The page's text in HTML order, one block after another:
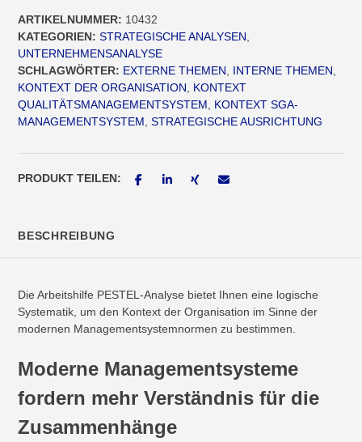
ARTIKELNUMMER: 10432
KATEGORIEN: STRATEGISCHE ANALYSEN
UNTERNEHMENSANALYSE
SCHLAGWÖRTER: EXTERNE THEMEN INTERNE THEMEN
KONTEXT DER ORGANISATION
KONTEXT
QUALITÄTSMANAGEMENTSYSTEM
KONTEXT SGA-
MANAGEMENTSYSTEM ,STRATEGISCHE AUSRICHTUNG
PRODUKT TEILEN:
BESCHREIBUNG
Die Arbeitshilfe PESTEL-Analyse bietet Ihnen eine logische
Systematik, um den Kontext der Organisation im Sinne der
modernen Managementsystemnormen zu bestimmen.
Moderne Managementsysteme
fordern mehr Verständnis für die
Zusammenhänge